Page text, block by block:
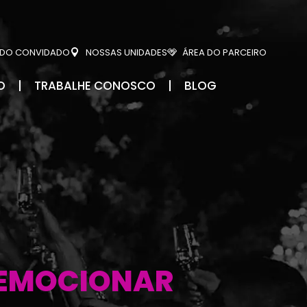
CONVIDADO NOSSAS UNIDADES ÁREA DO PARCEIRO
TRABALHE CONOSCO BLOG
ARREPIAR